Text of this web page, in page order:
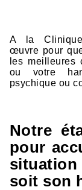
A la
œuvre pour
les meilleures
ou votre
psychique ou
Notre
pour
soit son